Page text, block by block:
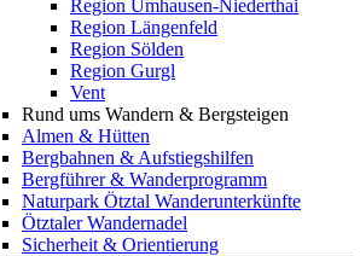
Region Umhausen-Niederthai
Region Längenfeld
Region Sölden
Region Gurgl
Vent
Rund ums Wandern & Bergsteigen
Almen & Hütten
Bergbahnen & Aufstiegshilfen
Bergführer & Wanderprogramm
Naturpark Ötztal Wanderunterkünfte
Ötztaler Wandernadel
Sicherheit & Orientierung